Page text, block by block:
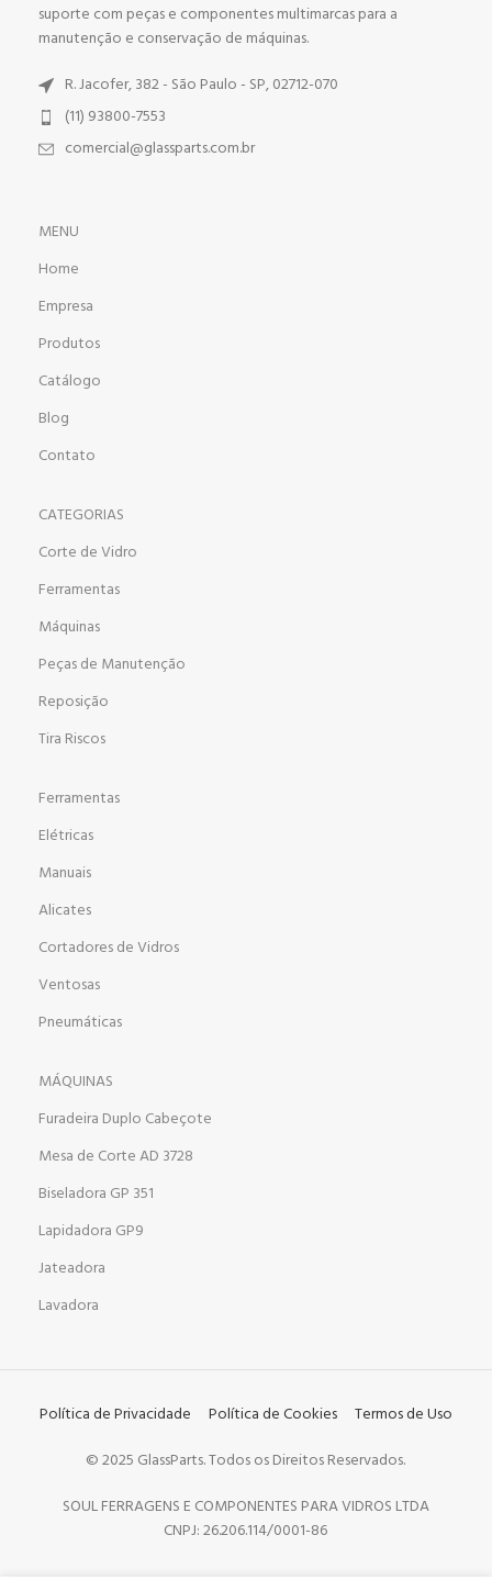
suporte com peças e componentes multimarcas para a
manutenção e conservação de máquinas.
R. Jacofer, 382 - São Paulo - SP, 02712-070
(11) 93800-7553
comercial@glassparts.com.br
MENU
Home
Empresa
Produtos
Catálogo
Blog
Contato
CATEGORIAS
Corte de Vidro
Ferramentas
Máquinas
Peças de Manutenção
Reposição
Tira Riscos
Ferramentas
Elétricas
Manuais
Alicates
Cortadores de Vidros
Ventosas
Pneumáticas
MÁQUINAS
Furadeira Duplo Cabeçote
Mesa de Corte AD 3728
Biseladora GP 351
Lapidadora GP9
Jateadora
Lavadora
© 2025 GlassParts. Todos os Direitos Reservados.
SOUL FERRAGENS E COMPONENTES PARA VIDROS LTDA
CNPJ: 26.206.114/0001-86
Política de Privacidade Política de Cookies Termos de Uso